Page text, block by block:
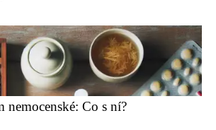
nemocenské: Co s ní?